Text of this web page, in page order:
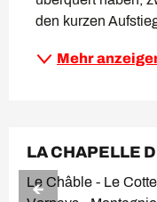
den kurzen
Mehr
LA CHAPELLE
Le Châble - Le